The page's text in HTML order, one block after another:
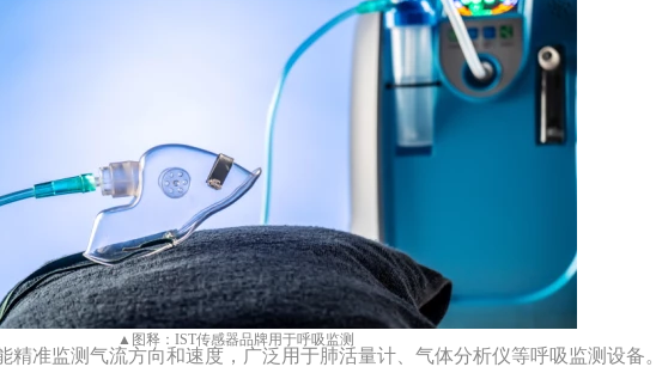
▲ 图释： IST传感器品牌用于呼吸监测
精准监测气流方向和速度，广泛用于肺活量计、气体分析仪等呼吸监测设备。